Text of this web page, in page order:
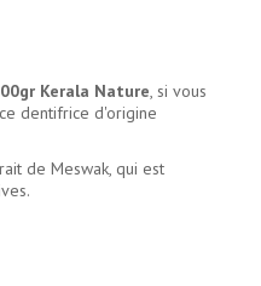
Kerala Nature, si vous
dentifrice d'origine
de Meswak, qui est